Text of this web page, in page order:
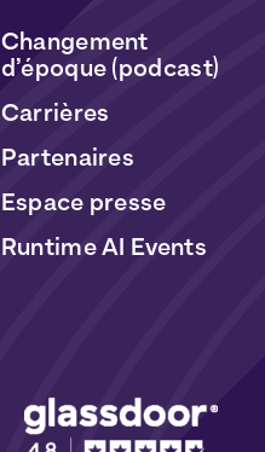
Changement
d’époque (podcast)
Carrières
Partenaires
Espace presse
Runtime AI Events